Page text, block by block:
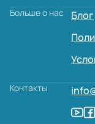
Больше о нас
Блог
Контакты